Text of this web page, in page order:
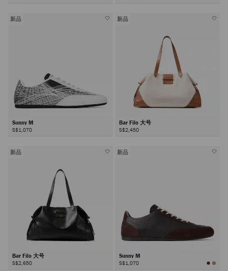
新品
Sunny M
S$1,070
新品
Bar Filo 大号
S$2,450
新品
Bar Filo 大号
S$2,650
新品
Sunny M
S$1,070